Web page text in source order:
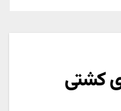
کشتی